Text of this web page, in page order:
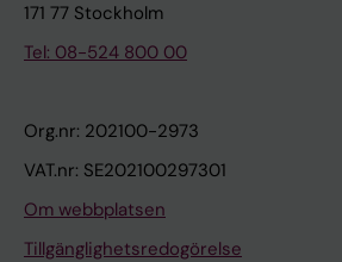
171 77 Stockholm
Tel: 08-524 800 00
Org.nr: 202100-2973
VAT.nr: SE202100297301
Om webbplatsen
Tillgänglighetsredogörelse